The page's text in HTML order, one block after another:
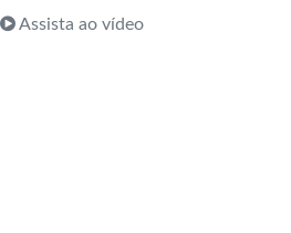
Assista ao vídeo